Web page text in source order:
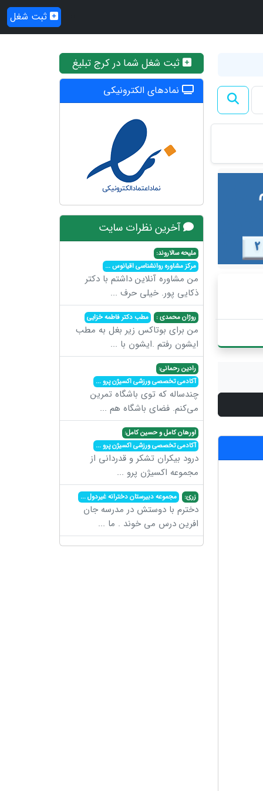
ثبت شغل
ثبت شغل شما در کرج تبلیغ
نمادهای الکترونیکی
آخرین نظرات سایت
ملیحه سالاروند:
مرکز مشاوره روانشناسی اقیانوس...
من مشاوره آنلاین داشتم با دکتر
ذکایی پور. خیلی حرف ...
روژان محمدی : مطب دکتر فاطمه خزایی
من برای بوتاکس زیر بغل به مطب
ایشون رفتم .ایشون با ...
رادین رحمانی:
آکادمی تخصصی ورزشی اکسیژن پرو...
چندساله که توی باشگاه تمرین
می‌کنم. فضای باشگاه هم ...
اورهان کامل و حسین کامل:
آکادمی تخصصی ورزشی اکسیژن پرو...
درود بیکران تشکر و قدردانی از
مجموعه اکسیژن پرو ...
زری: مجموعه دبیرستان دخترانه غیردول...
دخترم با دوستش در مدرسه جان
افرین درس می خوند . ما ...